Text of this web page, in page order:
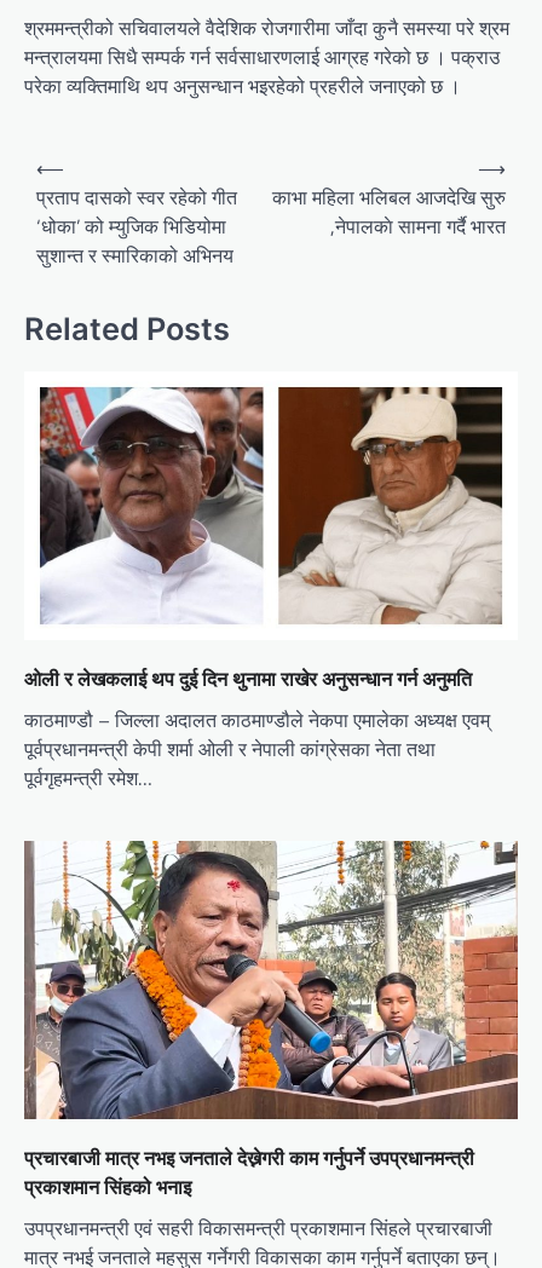
श्रममन्त्रीको सचिवालयले वैदेशिक रोजगारीमा जाँदा कुनै समस्या परे श्रम
मन्त्रालयमा सिधै सम्पर्क गर्न सर्वसाधारणलाई आग्रह गरेको छ । पक्राउ
परेका व्यक्तिमाथि थप अनुसन्धान भइरहेको प्रहरीले जनाएको छ ।
Post
navigation
⟵
प्रताप दासको स्वर रहेको गीत
‘धोका’ को म्युजिक भिडियोमा
सुशान्त र स्मारिकाको अभिनय
काभा महिला भलिबल आजदेखि सुरु
,नेपालकाे सामना गर्दै भारत
⟶
Related Posts
ओली र लेखकलाई थप दुई दिन थुनामा राखेर अनुसन्धान गर्न अनुमति
काठमाण्डौ – जिल्ला अदालत काठमाण्डौले नेकपा एमालेका अध्यक्ष एवम्
पूर्वप्रधानमन्त्री केपी शर्मा ओली र नेपाली कांग्रेसका नेता तथा
पूर्वगृहमन्त्री रमेश…
प्रचारबाजी मात्र नभइ जनताले देख्नेगरी काम गर्नुपर्ने उपप्रधानमन्त्री
प्रकाशमान सिंहको भनाइ
उपप्रधानमन्त्री एवं सहरी विकासमन्त्री प्रकाशमान सिंहले प्रचारबाजी
मात्र नभई जनताले महसुस गर्नेगरी विकासका काम गर्नुपर्ने बताएका छन्।